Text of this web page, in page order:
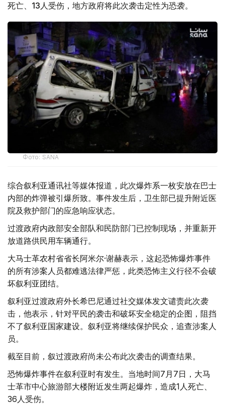
死亡、13人受伤，地方政府将此次袭击定性为恐袭。
Фото: SANA
综合叙利亚通讯社等媒体报道，此次爆炸系一枚安放在巴士
内部的炸弹被引爆所致。事件发生后，卫生部已提升附近医
院及救护部门的应急响应状态。
过渡政府内政部安全部队和民防部门已控制现场，并重新开
放道路供民用车辆通行。
大马士革农村省省长阿米尔·谢赫表示，这起恐怖爆炸事件
的所有涉案人员都难逃法律严惩，此类恐怖主义行径不会破
坏叙利亚团结。
叙利亚过渡政府外长希巴尼通过社交媒体发文谴责此次袭
击，他表示，针对平民的袭击和破坏安全稳定的企图，阻挡
不了叙利亚国家建设。叙利亚将继续保护民众，追查涉案人
员。
截至目前，叙过渡政府尚未公布此次袭击的调查结果。
恐怖爆炸事件在叙利亚时有发生。当地时间7月7日，大马
士革市中心旅游部大楼附近发生两起爆炸，造成1人死亡、
36人受伤。